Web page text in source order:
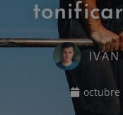
IVAN
octubre